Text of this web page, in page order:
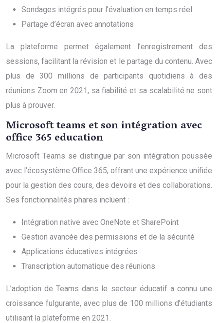
Sondages intégrés pour l’évaluation en temps réel
Partage d’écran avec annotations
La plateforme permet également l’enregistrement des
sessions, facilitant la révision et le partage du contenu. Avec
plus de 300 millions de participants quotidiens à des
réunions Zoom en 2021, sa fiabilité et sa scalabilité ne sont
plus à prouver.
Microsoft teams et son intégration avec
office 365 education
Microsoft Teams se distingue par son intégration poussée
avec l’écosystème Office 365, offrant une expérience unifiée
pour la gestion des cours, des devoirs et des collaborations.
Ses fonctionnalités phares incluent :
Intégration native avec OneNote et SharePoint
Gestion avancée des permissions et de la sécurité
Applications éducatives intégrées
Transcription automatique des réunions
L’adoption de Teams dans le secteur éducatif a connu une
croissance fulgurante, avec plus de 100 millions d’étudiants
utilisant la plateforme en 2021.